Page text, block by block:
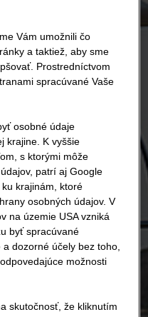
Vám umožnili čo
a taktiež, aby sme
Prostredníctvom
spracúvané Vaše
osobné údaje
krajine. K vyššie
s ktorými môže
patrí aj Google
krajinám, ktoré
osobných údajov. V
na územie USA vzniká
byť spracúvané
dozorné účely bez toho,
možnosti
skutočnosť, že kliknutím